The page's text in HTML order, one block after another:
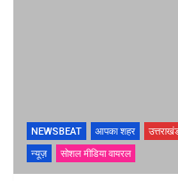
NEWSBEAT आपका शहर
न्यूज़
सोशल मीडिया वायरल